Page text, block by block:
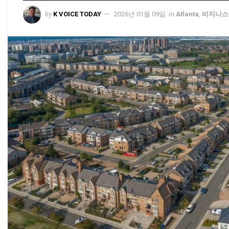
by K VOICE TODAY 2026년 01월 09일 in Atlanta 비지니스